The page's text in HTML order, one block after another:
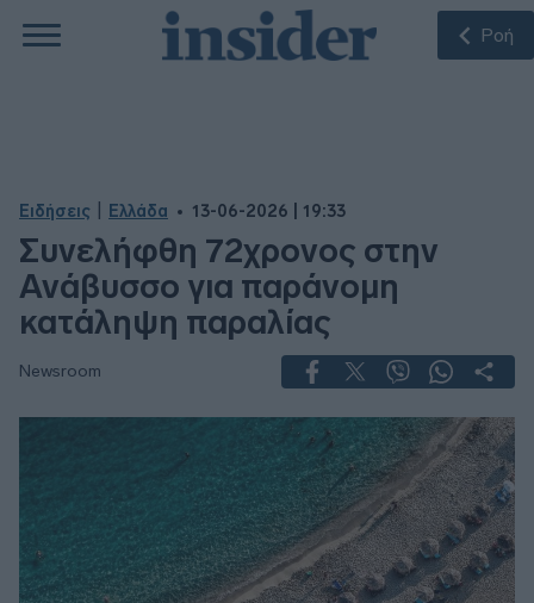
Ροή
Ειδήσεις Ελλάδα 13-06-2026 | 19:33
Συνελήφθη 72χρονος στην
Ανάβυσσο για παράνομη
κατάληψη παραλίας
Newsroom